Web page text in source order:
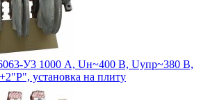
У3 1000 А, Uн~400 В, Uупр~380 В,
установка на плиту